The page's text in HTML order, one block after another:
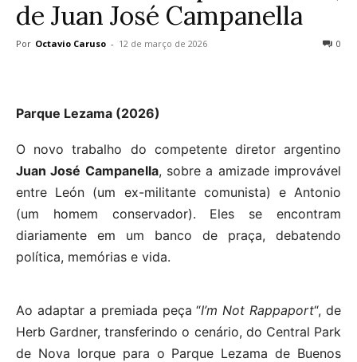
de Juan José Campanella
Por Octavio Caruso - 12 de março de 2026 0
Parque Lezama (2026)
O novo trabalho do competente diretor argentino
Juan José Campanella, sobre a amizade improvável
entre León (um ex-militante comunista) e Antonio
(um homem conservador). Eles se encontram
diariamente em um banco de praça, debatendo
política, memórias e vida.
Ao adaptar a premiada peça “I’m Not Rappaport“, de
Herb Gardner, transferindo o cenário, do Central Park
de Nova Iorque para o Parque Lezama de Buenos